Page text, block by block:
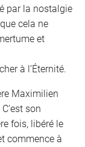
par la nostalgie
cela ne
et
à l’Éternité.
Maximilien
son
fois, libéré le
commence à